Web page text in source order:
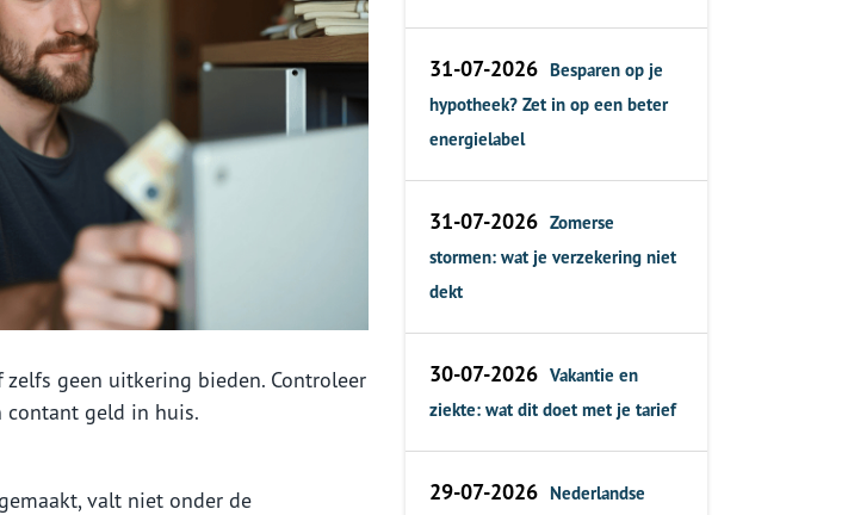
geen uitkering bieden. Controleer
contant geld in huis.
valt niet onder de
31-07-2026 Besparen op je
hypotheek? Zet in op een beter
energielabel
31-07-2026 Zomerse
stormen: wat je verzekering niet
dekt
30-07-2026 Vakantie en
ziekte: wat dit doet met je tarief
29-07-2026 Nederlandse